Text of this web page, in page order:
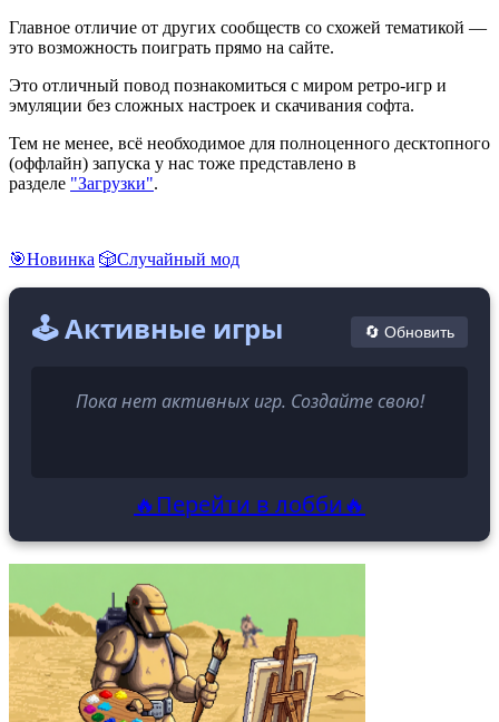
Главное отличие от других сообществ со схожей тематикой —
это возможность поиграть прямо на сайте.
Это отличный повод познакомиться с миром ретро-игр и
эмуляции без сложных настроек и скачивания софта.
Тем не менее, всё необходимое для полноценного десктопного
(оффлайн) запуска у нас тоже представлено в
разделе "Загрузки".
🎯Новинка 🎲Случайный мод
🕹️ Активные игры 🔄 Обновить
Пока нет активных игр. Создайте свою!
🔥Перейти в лобби🔥